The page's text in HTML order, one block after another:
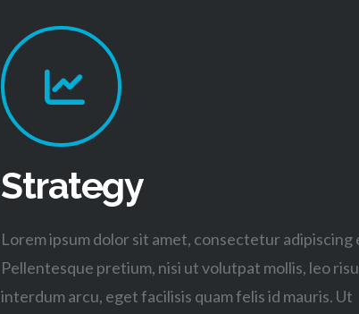
Strategy
Lorem ipsum dolor sit amet, consectetur adipiscing
Pellentesque pretium, nisi ut volutpat mollis, leo
interdum arcu, eget facilisis quam felis id mauris. Ut